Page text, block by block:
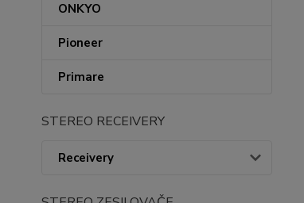
ONKYO
Pioneer
Primare
STEREO RECEIVERY
Receivery